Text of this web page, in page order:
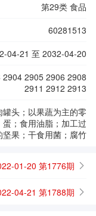
第29类 食品
60281513
04-21 至 2032-04-20
2905 2906 2908
2911 2912 2913
头；以果蔬为主的零
；食用油脂；加工过
坚果；干食用菌；腐竹
01-20 第1776期
04-21 第1788期